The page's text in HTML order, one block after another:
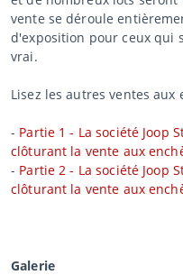
vente se déroule
d'exposition pour ceux qui
vrai.
Lisez les autres ventes aux
- Partie 1 - La société Joop
clôturant la vente aux
- Partie 2 - La société Joop
clôturant la vente aux
Galerie